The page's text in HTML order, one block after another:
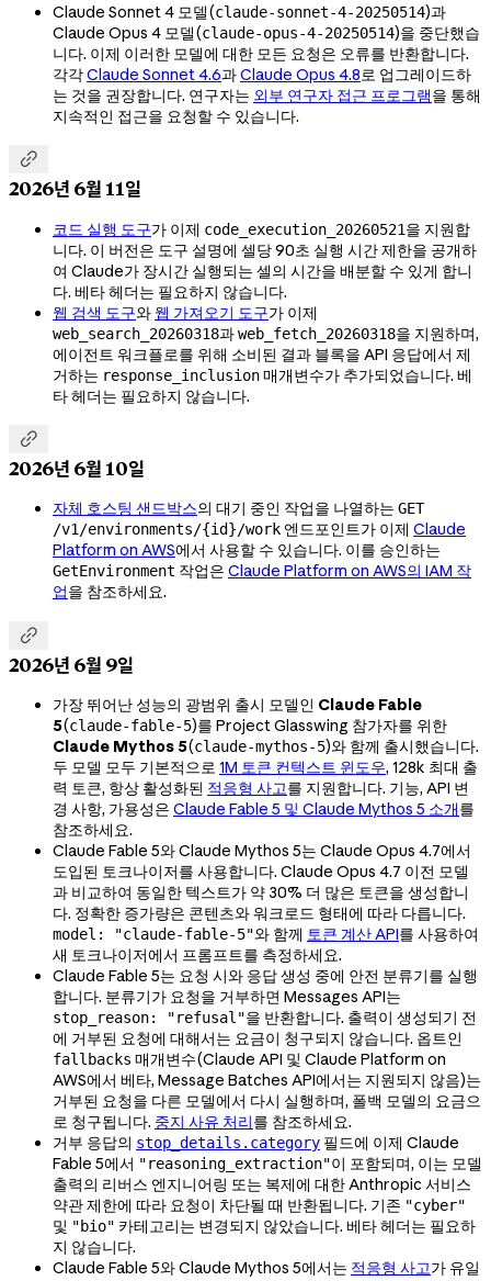
Claude Sonnet 4 모델(claude-sonnet-4-20250514)과
Claude Opus 4 모델(claude-opus-4-20250514)을 중단했습
니다. 이제 이러한 모델에 대한 모든 요청은 오류를 반환합니다.
각각Claude Sonnet 4.6과Claude Opus 4.8로 업그레이드하
는 것을 권장합니다. 연구자는 외부 연구자 접근 프로그램을 통해
지속적인 접근을 요청할 수 있습니다.

2026년 6월 11일
코드 실행 도구가 이제 code_execution_20260521을 지원합
니다. 이 버전은 도구 설명에 셀당 90초 실행 시간 제한을 공개하
여 Claude가 장시간 실행되는 셀의 시간을 배분할 수 있게 합니
다. 베타 헤더는 필요하지 않습니다.
웹 검색 도구와 웹 가져오기 도구가 이제
web_search_20260318과web_fetch_20260318을 지원하며,
에이전트 워크플로를 위해 소비된 결과 블록을 API 응답에서 제
거하는 response_inclusion매개변수가 추가되었습니다. 베
타 헤더는 필요하지 않습니다.

2026년 6월 10일
자체 호스팅 샌드박스의 대기 중인 작업을 나열하는 GET
/v1/environments/{id}/work 엔드포인트가 이제 Claude
Platform on AWS에서 사용할 수 있습니다. 이를 승인하는
GetEnvironment 작업은 Claude Platform on AWS의 IAM 작
업을 참조하세요.

2026년 6월 9일
가장 뛰어난 성능의 광범위 출시 모델인 Claude Fable
5(claude-fable-5)를 Project Glasswing 참가자를 위한
Claude Mythos 5(claude-mythos-5)와 함께 출시했습니다.
두 모델 모두 기본적으로 1M 토큰 컨텍스트 윈도우, 128k 최대 출
력 토큰, 항상 활성화된 적응형 사고를 지원합니다. 기능, API 변
경 사항, 가용성은 Claude Fable 5 및 Claude Mythos 5 소개를
참조하세요.
Claude Fable 5와 Claude Mythos 5는 Claude Opus 4.7에서
도입된 토크나이저를 사용합니다. Claude Opus 4.7 이전 모델
과 비교하여 동일한 텍스트가 약 30% 더 많은 토큰을 생성합니
다. 정확한 증가량은 콘텐츠와 워크로드 형태에 따라 다릅니다.
model: "claude-fable-5"와 함께 토큰 계산 API를 사용하여
새 토크나이저에서 프롬프트를 측정하세요.
Claude Fable 5는 요청 시와 응답 생성 중에 안전 분류기를 실행
합니다. 분류기가 요청을 거부하면 Messages API는
stop_reason: "refusal"을 반환합니다. 출력이 생성되기 전
에 거부된 요청에 대해서는 요금이 청구되지 않습니다. 옵트인
fallbacks 매개변수(Claude API 및 Claude Platform on
AWS에서 베타, Message Batches API에서는 지원되지 않음)는
거부된 요청을 다른 모델에서 다시 실행하며, 폴백 모델의 요금으
로 청구됩니다. 중지 사유 처리를 참조하세요.
거부 응답의 stop_details.category 필드에 이제 Claude
Fable 5에서 "reasoning_extraction"이 포함되며, 이는 모델
출력의 리버스 엔지니어링 또는 복제에 대한 Anthropic 서비스
약관 제한에 따라 요청이 차단될 때 반환됩니다. 기존 "cyber"
및 "bio" 카테고리는 변경되지 않았습니다. 베타 헤더는 필요하
지 않습니다.
Claude Fable 5와 Claude Mythos 5에서는 적응형 사고가 유일